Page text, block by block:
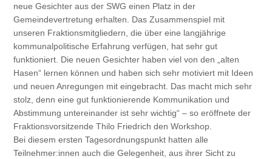
neue Gesichter aus der SWG einen Platz in der
Gemeindevertretung erhalten. Das Zusammenspiel mit
unseren Fraktionsmitgliedern, die über eine langjährige
kommunalpolitische Erfahrung verfügen, hat sehr gut
funktioniert. Die neuen Gesichter haben viel von den „alten
Hasen“ lernen können und haben sich sehr motiviert mit Ideen
und neuen Anregungen mit eingebracht. Das macht mich sehr
stolz, denn eine gut funktionierende Kommunikation und
Abstimmung untereinander ist sehr wichtig“ – so eröffnete der
Fraktionsvorsitzende Thilo Friedrich den Workshop.
Bei diesem ersten Tagesordnungspunkt hatten alle
Teilnehmer:innen auch die Gelegenheit, aus ihrer Sicht zu